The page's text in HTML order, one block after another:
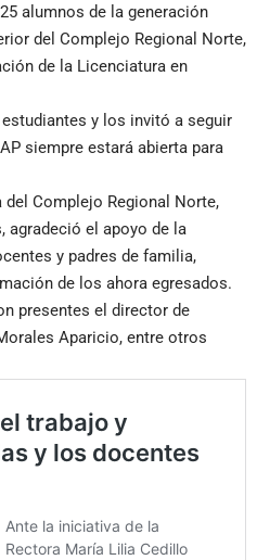
alumnos de la generación
del Complejo Regional Norte,
de la Licenciatura en
y los invitó a seguir
siempre estará abierta para
Complejo Regional Norte,
agradeció el apoyo de la
y padres de familia,
de los ahora egresados.
presentes el director de
Aparicio, entre otros